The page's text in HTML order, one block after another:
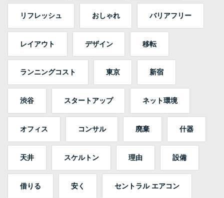
リフレッシュ おしゃれ バリアフリー
レイアウト デザイン 移転
ランニングコスト 東京 新宿
渋谷 スタートアップ ネット環境
オフィス コンサル 廃棄 什器
天井 スケルトン 理由 設備
借りる 安く セントラル エアコン